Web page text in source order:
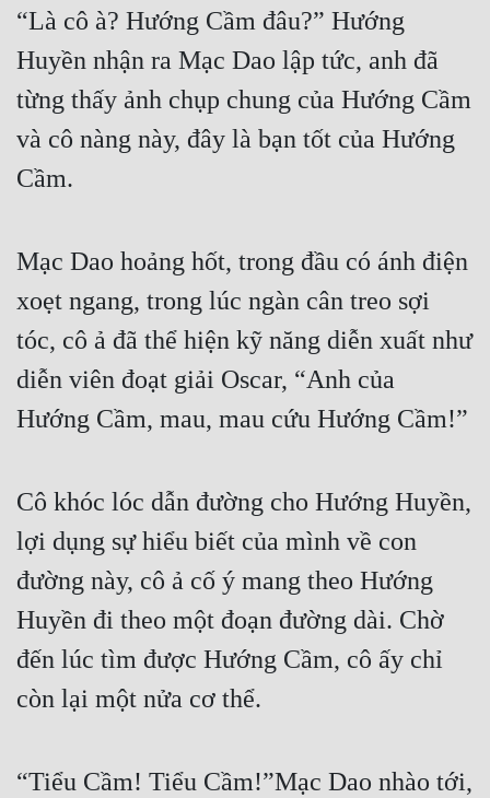
“Là cô à? Hướng Cầm đâu?” Hướng
Huyền nhận ra Mạc Dao lập tức, anh đã
từng thấy ảnh chụp chung của Hướng Cầm
và cô nàng này, đây là bạn tốt của Hướng
Cầm.
Mạc Dao hoảng hốt, trong đầu có ánh điện
xoẹt ngang, trong lúc ngàn cân treo sợi
tóc, cô ả đã thể hiện kỹ năng diễn xuất như
diễn viên đoạt giải Oscar, “Anh của
Hướng Cầm, mau, mau cứu Hướng Cầm!”
Cô khóc lóc dẫn đường cho Hướng Huyền,
lợi dụng sự hiểu biết của mình về con
đường này, cô ả cố ý mang theo Hướng
Huyền đi theo một đoạn đường dài. Chờ
đến lúc tìm được Hướng Cầm, cô ấy chỉ
còn lại một nửa cơ thể.
“Tiểu Cầm! Tiểu Cầm!”Mạc Dao nhào tới,